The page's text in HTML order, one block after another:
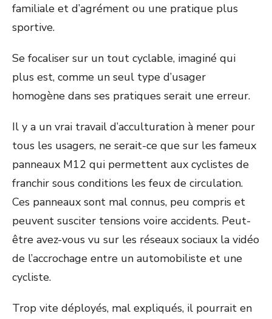
familiale et d’agrément ou une pratique plus
sportive.
Se focaliser sur un tout cyclable, imaginé qui
plus est, comme un seul type d’usager
homogène dans ses pratiques serait une erreur.
Il y a un vrai travail d’acculturation à mener pour
tous les usagers, ne serait-ce que sur les fameux
panneaux M12 qui permettent aux cyclistes de
franchir sous conditions les feux de circulation.
Ces panneaux sont mal connus, peu compris et
peuvent susciter tensions voire accidents. Peut-
être avez-vous vu sur les réseaux sociaux la vidéo
de l’accrochage entre un automobiliste et une
cycliste.
Trop vite déployés, mal expliqués, il pourrait en